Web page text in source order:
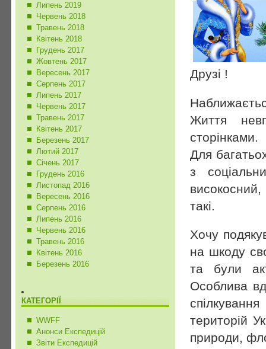
Липень 2019
Червень 2018
Травень 2018
Квітень 2018
Грудень 2017
Жовтень 2017
Вересень 2017
Серпень 2017
Липень 2017
Червень 2017
Травень 2017
Квітень 2017
Березень 2017
Лютий 2017
Січень 2017
Грудень 2016
Листопад 2016
Вересень 2016
Серпень 2016
Липень 2016
Червень 2016
Травень 2016
Квітень 2016
Березень 2016
КАТЕГОРІЇ
WWFF
Анонси Експедицій
Звіти Експедицій
Друзі !
Життя
сторінками.
Для
з
такі.
Хочу
на шкоду
та були
Особлива
територій
природи,